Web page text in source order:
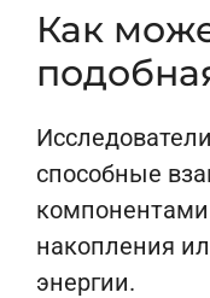
Как
способные
накопления
энергии.